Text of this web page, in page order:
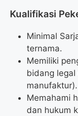
Kualifikasi
Minimal
ternama.
Memiliki
bidang
manufaktur).
Memahami
dan hukum